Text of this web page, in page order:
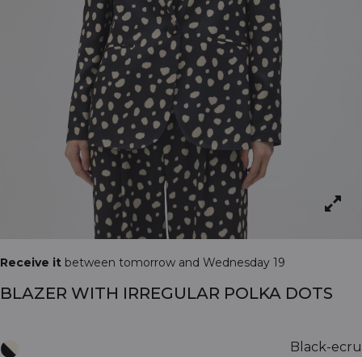
Receive it between tomorrow and Wednesday 19
BLAZER WITH IRREGULAR POLKA DOTS
Black-ecru